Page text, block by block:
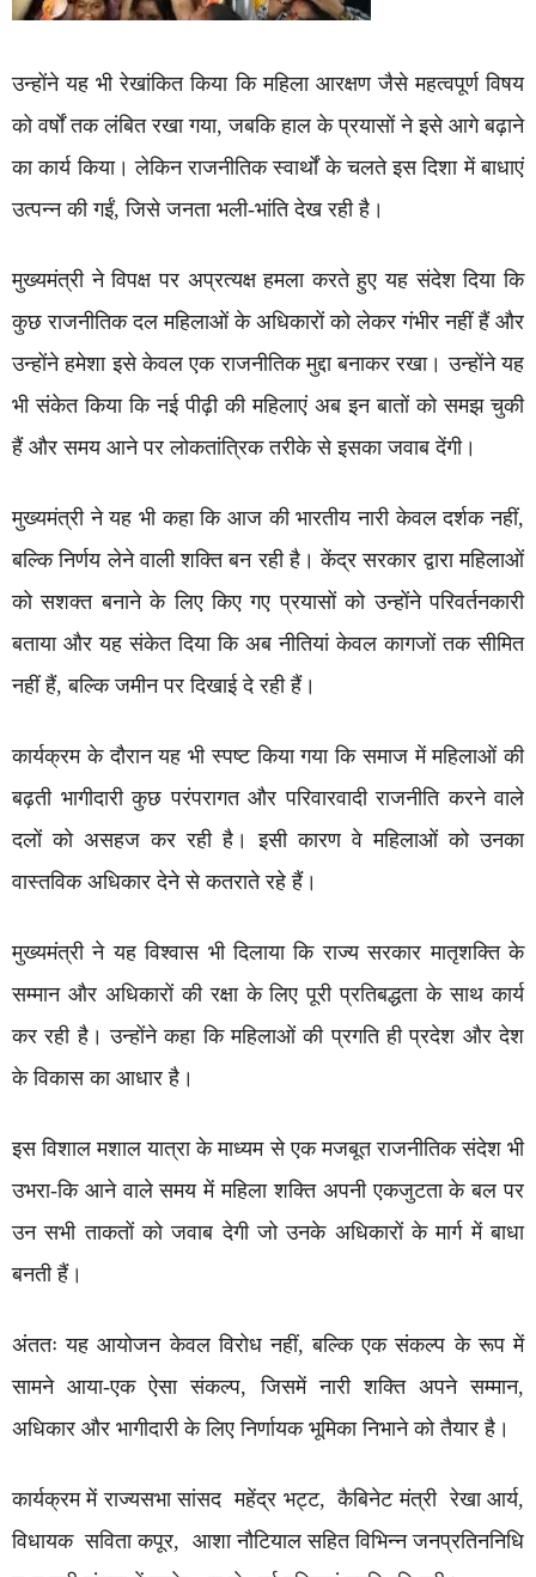
उन्होंने यह भी रेखांकित किया कि महिला आरक्षण जैसे महत्वपूर्ण विषय
को वर्षों तक लंबित रखा गया, जबकि हाल के प्रयासों ने इसे आगे बढ़ाने
का कार्य किया। लेकिन राजनीतिक स्वार्थों के चलते इस दिशा में बाधाएं
उत्पन्न की गईं, जिसे जनता भली-भांति देख रही है।
मुख्यमंत्री ने विपक्ष पर अप्रत्यक्ष हमला करते हुए यह संदेश दिया कि
कुछ राजनीतिक दल महिलाओं के अधिकारों को लेकर गंभीर नहीं हैं और
उन्होंने हमेशा इसे केवल एक राजनीतिक मुद्दा बनाकर रखा। उन्होंने यह
भी संकेत किया कि नई पीढ़ी की महिलाएं अब इन बातों को समझ चुकी
हैं और समय आने पर लोकतांत्रिक तरीके से इसका जवाब देंगी।
मुख्यमंत्री ने यह भी कहा कि आज की भारतीय नारी केवल दर्शक नहीं,
बल्कि निर्णय लेने वाली शक्ति बन रही है। केंद्र सरकार द्वारा महिलाओं
को सशक्त बनाने के लिए किए गए प्रयासों को उन्होंने परिवर्तनकारी
बताया और यह संकेत दिया कि अब नीतियां केवल कागजों तक सीमित
नहीं हैं, बल्कि जमीन पर दिखाई दे रही हैं।
कार्यक्रम के दौरान यह भी स्पष्ट किया गया कि समाज में महिलाओं की
बढ़ती भागीदारी कुछ परंपरागत और परिवारवादी राजनीति करने वाले
दलों को असहज कर रही है। इसी कारण वे महिलाओं को उनका
वास्तविक अधिकार देने से कतराते रहे हैं।
मुख्यमंत्री ने यह विश्वास भी दिलाया कि राज्य सरकार मातृशक्ति के
सम्मान और अधिकारों की रक्षा के लिए पूरी प्रतिबद्धता के साथ कार्य
कर रही है। उन्होंने कहा कि महिलाओं की प्रगति ही प्रदेश और देश
के विकास का आधार है।
इस विशाल मशाल यात्रा के माध्यम से एक मजबूत राजनीतिक संदेश भी
उभरा-कि आने वाले समय में महिला शक्ति अपनी एकजुटता के बल पर
उन सभी ताकतों को जवाब देगी जो उनके अधिकारों के मार्ग में बाधा
बनती हैं।
अंततः यह आयोजन केवल विरोध नहीं, बल्कि एक संकल्प के रूप में
सामने आया-एक ऐसा संकल्प, जिसमें नारी शक्ति अपने सम्मान,
अधिकार और भागीदारी के लिए निर्णायक भूमिका निभाने को तैयार है।
कार्यक्रम में राज्यसभा सांसद महेंद्र भट्ट, कैबिनेट मंत्री रेखा आर्य,
विधायक सविता कपूर, आशा नौटियाल सहित विभिन्न जनप्रतिननिधि